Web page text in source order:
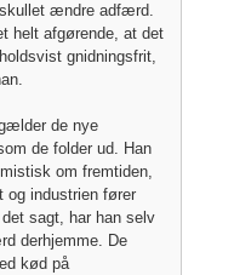
ændre adfærd.
helt afgørende, at det
gnidningsfrit,
de nye
de folder ud. Han
om fremtiden,
og industrien fører
sagt, har han selv
derhjemme. De
kød på